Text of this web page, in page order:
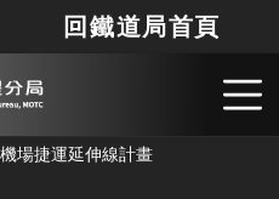
回鐵道局首頁
場捷運延伸線計畫